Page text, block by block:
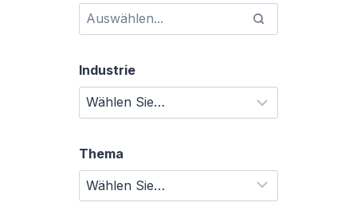
Industrie
Thema